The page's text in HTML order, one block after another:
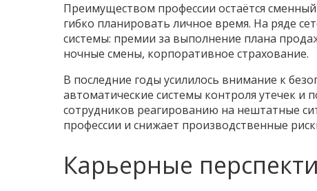
Преимуществом профессии остаётся
гибко планировать личное время. На ряде
системы: премии за выполнение плана
ночные смены, корпоративное страхование.
В последние годы усилилось внимание к
автоматические системы контроля утечек и
сотрудников реагированию на нештатные
профессии и снижает производственные
Карьерные